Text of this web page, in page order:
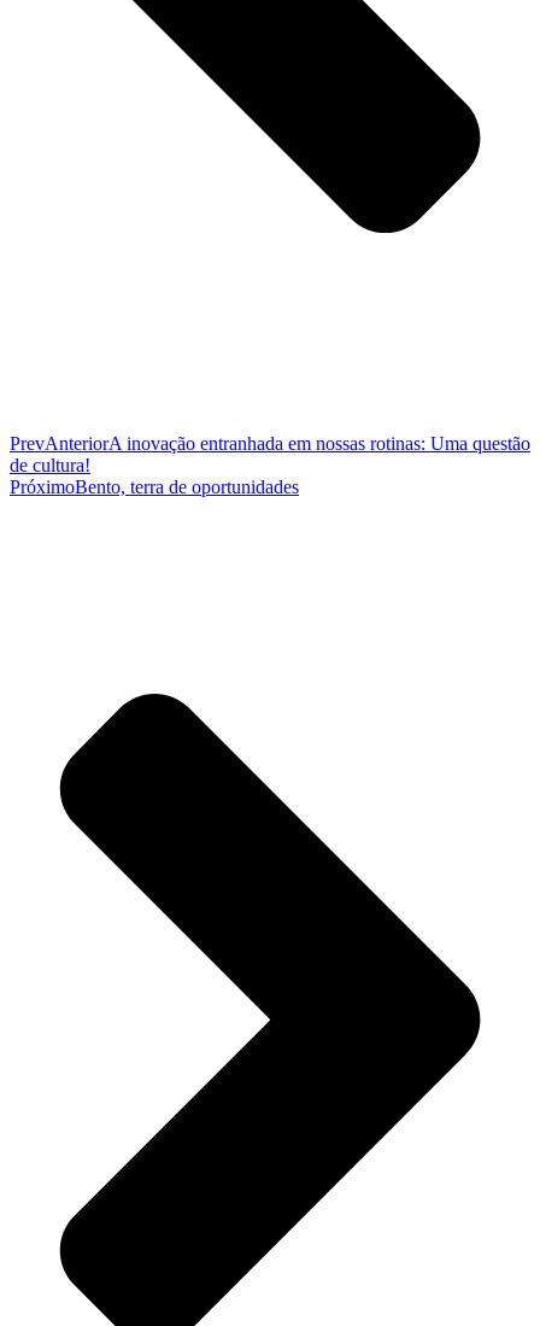
PrevAnteriorA inovação entranhada em nossas rotinas: Uma questão
de cultura!
PróximoBento, terra de oportunidades